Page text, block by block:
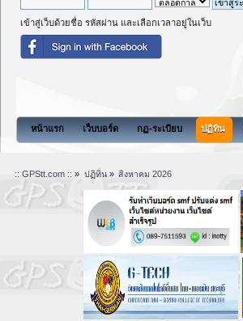
เข้าสู่เว็บด้วยชื่อ รหัสผ่าน และเลือกเวลาอยู่ในเว็บ
หน้าแรก เว็บบอร์ด กฏ-ระเบียบ ปฏิทิน
:: GPStt.com :: » ปฏิทิน» สิงหาคม 2026